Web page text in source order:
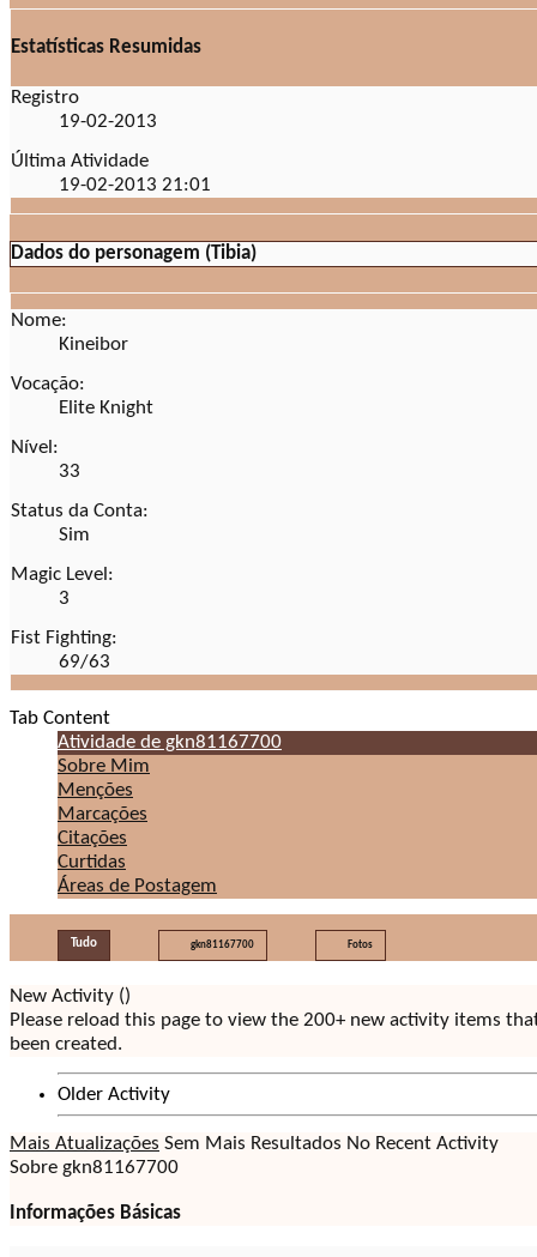
Estatísticas Resumidas
Registro
19-02-2013
Última Atividade
19-02-2013 21:01
Dados do personagem (Tibia)
Nome:
Kineibor
Vocação:
Elite Knight
Nível:
33
Status da Conta:
Sim
Magic Level:
3
Fist Fighting:
69/63
Tab Content
Atividade de gkn81167700
Sobre Mim
Menções
Marcações
Citações
Curtidas
Áreas de Postagem
Tudo gkn81167700 Fotos
New Activity ()
Please reload this page to view the 200+ new activity items
been created.
Older Activity
Mais Atualizações Sem Mais Resultados No Recent Activity
Sobre gkn81167700
Informações Básicas